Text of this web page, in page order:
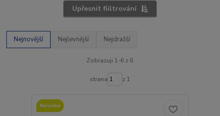
Upřesnit fiiltrování
Nejnovější Nejlevnější Nejdražší
Zobrazuji 1-6 z 6
strana z 1
Novinka